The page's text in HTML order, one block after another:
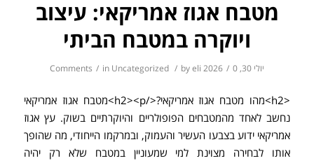
מטבח אגוז אמריקאי: עיצוב
ויוקרה במטבח הביתי
יולי 30, 2026 / 0 Comments
/ in Uncategorized / by eli
<h2>מהו מטבח אגוז אמריקאי?</h2><p>מטבח אגוז אמריקאי
נחשב לאחד מהמטבחים הפופולריים והיוקרתיים בשוק. עץ אגוז
אמריקאי ידוע בצבעו העשיר והעמוק, ובמרקמו הייחודי, מה שהופך
אותו לבחירה מצוינת למי שמעוניין במטבח שלא רק יהיה